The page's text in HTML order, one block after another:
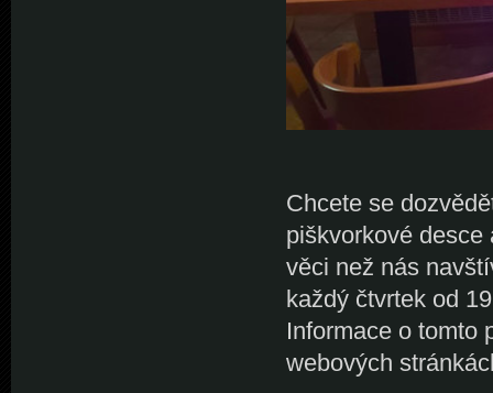
Chcete se
piškvorkové
věci než nás
každý čtvrtek od
Informace o tomto
webových